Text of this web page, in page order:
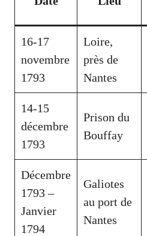
16-17
novembre
1793
Loire,
près de
Nantes
14-15
décembre
1793
Prison du
Bouffay
Décembre
1793 –
Janvier
1794
Galiotes
au port de
Nantes